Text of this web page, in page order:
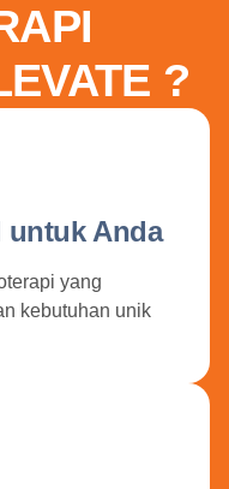
?
untuk Anda
yang
kebutuhan unik